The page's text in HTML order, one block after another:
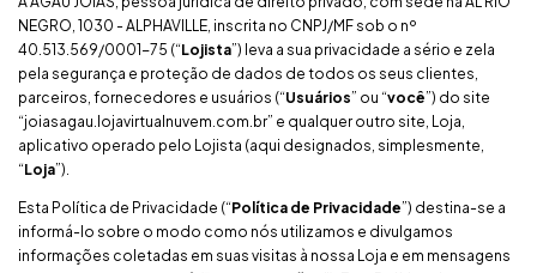
NEGRO, 1030 - ALPHAVILLE, inscrita no CNPJ/MF sob o nº
40.513.569/0001-75 (“Lojista”) leva a sua privacidade a sério e zela
pela segurança e proteção de dados de todos os seus clientes,
parceiros, fornecedores e usuários (“Usuários” ou “você”) do site
“joiasagau.lojavirtualnuvem.com.br” e qualquer outro site, Loja,
aplicativo operado pelo Lojista (aqui designados, simplesmente,
“Loja”).
Esta Política de Privacidade (“Política de Privacidade”) destina-se a
informá-lo sobre o modo como nós utilizamos e divulgamos
informações coletadas em suas visitas à nossa Loja e em mensagens